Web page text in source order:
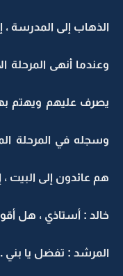
الذهاب إلى المدرسة ،
وعندما أنهى المرحلة
يصرف عليهم ويهتم
وسجله في المرحلة
هم عائدون إلى البيت ،
خالد : أستاذي ، هل
المرشد : تفضل يا بني .